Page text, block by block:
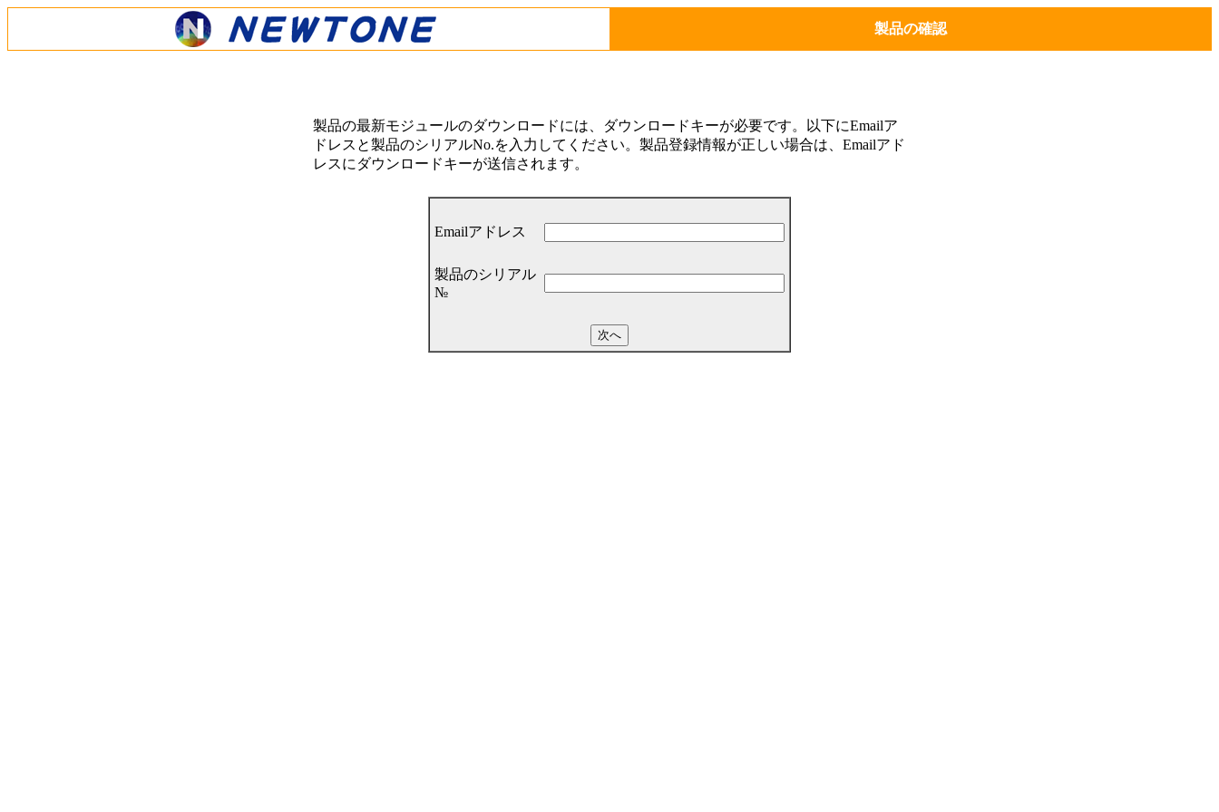
製品の確認
製品の最新モジュールのダウンロードには、ダウンロードキーが必要です。以下にEmailア
ドレスと製品のシリアルNo.を入力してください。製品登録情報が正しい場合は、Emailアド
レスにダウンロードキーが送信されます。
Emailアドレス
製品のシリアル
№